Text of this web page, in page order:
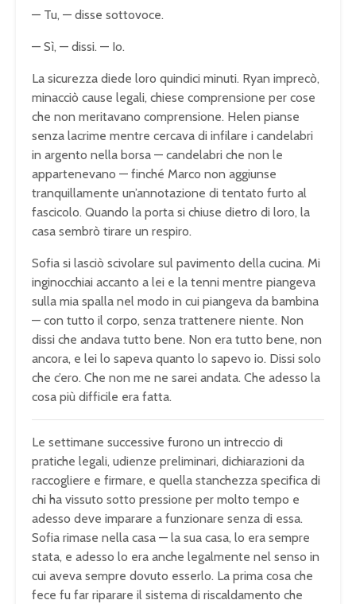
— Tu, — disse sottovoce.
— Sì, — dissi. — Io.
La sicurezza diede loro quindici minuti. Ryan imprecò,
minacciò cause legali, chiese comprensione per cose
che non meritavano comprensione. Helen pianse
senza lacrime mentre cercava di infilare i candelabri
in argento nella borsa — candelabri che non le
appartenevano — finché Marco non aggiunse
tranquillamente un’annotazione di tentato furto al
fascicolo. Quando la porta si chiuse dietro di loro, la
casa sembrò tirare un respiro.
Sofia si lasciò scivolare sul pavimento della cucina. Mi
inginocchiai accanto a lei e la tenni mentre piangeva
sulla mia spalla nel modo in cui piangeva da bambina
— con tutto il corpo, senza trattenere niente. Non
dissi che andava tutto bene. Non era tutto bene, non
ancora, e lei lo sapeva quanto lo sapevo io. Dissi solo
che c’ero. Che non me ne sarei andata. Che adesso la
cosa più difficile era fatta.
Le settimane successive furono un intreccio di
pratiche legali, udienze preliminari, dichiarazioni da
raccogliere e firmare, e quella stanchezza specifica di
chi ha vissuto sotto pressione per molto tempo e
adesso deve imparare a funzionare senza di essa.
Sofia rimase nella casa — la sua casa, lo era sempre
stata, e adesso lo era anche legalmente nel senso in
cui aveva sempre dovuto esserlo. La prima cosa che
fece fu far riparare il sistema di riscaldamento che